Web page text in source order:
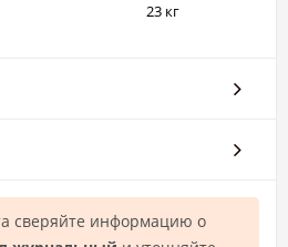
23 кг
сверяйте информацию о